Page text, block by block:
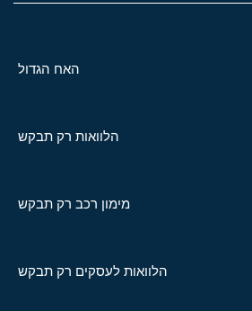
האח הגדול
הלוואות רק תבקש
מימון רכב רק תבקש
הלוואות לעסקים רק תבקש